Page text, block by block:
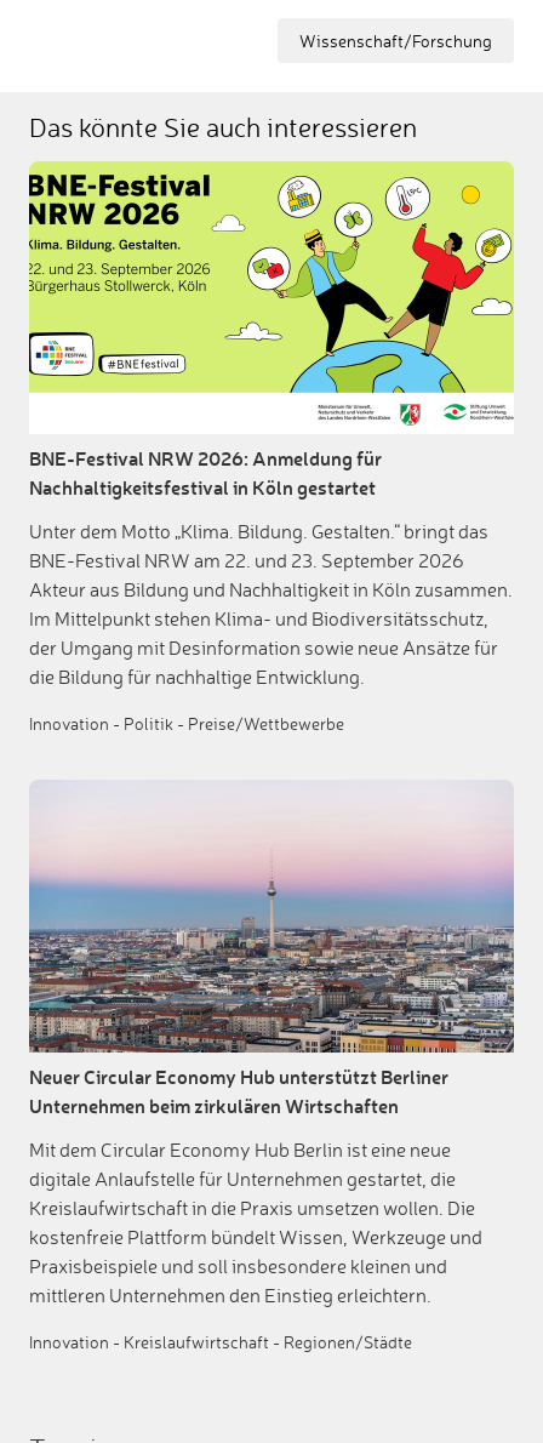
Wissenschaft/Forschung
Das könnte Sie auch interessieren
BNE-Festival NRW 2026: Anmeldung für
Nachhaltigkeitsfestival in Köln gestartet
Unter dem Motto „Klima. Bildung. Gestalten.“ bringt das
BNE-Festival NRW am 22. und 23. September 2026
Akteur aus Bildung und Nachhaltigkeit in Köln zusammen.
Im Mittelpunkt stehen Klima- und Biodiversitätsschutz,
der Umgang mit Desinformation sowie neue Ansätze für
die Bildung für nachhaltige Entwicklung.
Innovation - Politik - Preise/Wettbewerbe
Neuer Circular Economy Hub unterstützt Berliner
Unternehmen beim zirkulären Wirtschaften
Mit dem Circular Economy Hub Berlin ist eine neue
digitale Anlaufstelle für Unternehmen gestartet, die
Kreislaufwirtschaft in die Praxis umsetzen wollen. Die
kostenfreie Plattform bündelt Wissen, Werkzeuge und
Praxisbeispiele und soll insbesondere kleinen und
mittleren Unternehmen den Einstieg erleichtern.
Innovation - Kreislaufwirtschaft - Regionen/Städte